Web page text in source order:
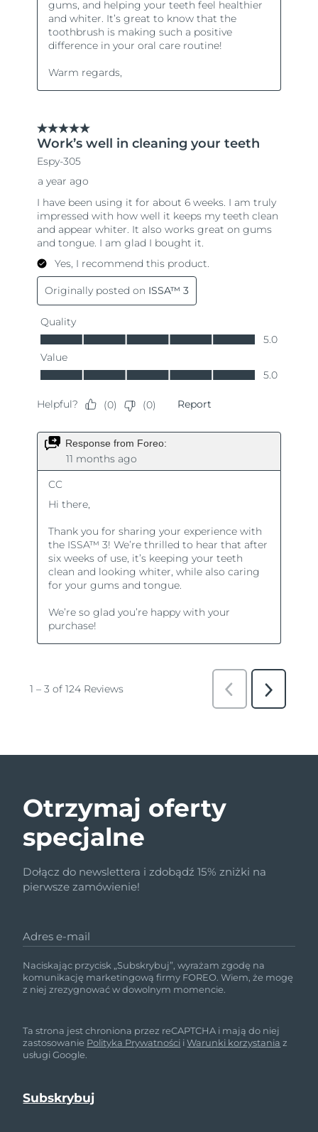
Otrzymaj oferty
specjalne
Dołącz do newslettera i zdobądź 15% zniżki na
pierwsze zamówienie!
Adres e-mail
Naciskając przycisk „Subskrybuj”, wyrażam zgodę na
komunikację marketingową firmy FOREO. Wiem, że mogę
z niej zrezygnować w dowolnym momencie.
Ta strona jest chroniona przez reCAPTCHA i mają do niej
zastosowanie Polityka Prywatności iWarunki korzystania z
usługi Google.